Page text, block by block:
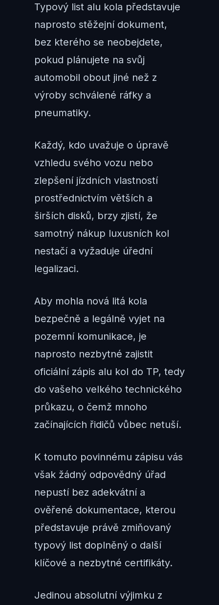
Typový list alu kola představuje
naprosto stěžejní dokument,
bez kterého se neobejdete,
pokud plánujete na svůj
automobil obout jiné než z
výroby schválené ráfky a
pneumatiky.
Každý, kdo uvažuje o úpravě
vzhledu svého vozu nebo
zlepšení jízdních vlastností
prostřednictvím větších a
širších disků, brzy zjistí, že
samotný nákup luxusních kol
nestačí a vyžaduje úřední
legalizaci.
Aby mohla nová litá kola
bezpečně a legálně vyjet na
pozemní komunikace, je
naprosto nezbytné zajistit
oficiální zápis alu kol do TP, tedy
do vašeho velkého technického
průkazu, o čemž mnoho
začínajících řidičů vůbec netuší.
K tomuto povinnému zápisu vás
však žádný odpovědný úřad
nepustí bez adekvátní a
ověřené dokumentace, kterou
představuje právě zmiňovaný
typový list doplněný o další
klíčové a nezbytné certifikáty.
Jedinou absolutní výjimku z